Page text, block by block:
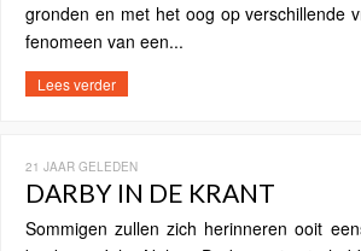
gronden en met het oog op verschillende
fenomeen van een...
Lees verder
21 JAAR GELEDEN
DARBY IN DE KRANT
Sommigen zullen zich herinneren ooit